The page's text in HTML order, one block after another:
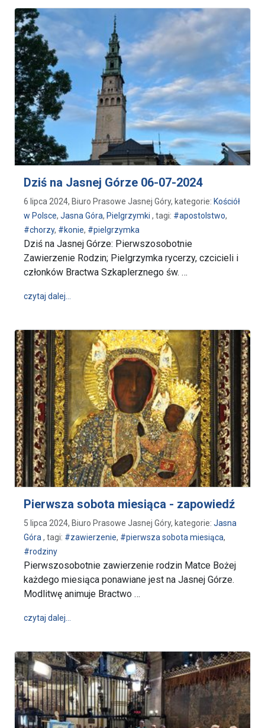
Dziś na Jasnej Górze 06-07-2024
6 lipca 2024, Biuro Prasowe Jasnej Góry, kategorie: Kościół
w Polsce, Jasna Góra, Pielgrzymki , tagi: #apostolstwo,
#chorzy, #konie, #pielgrzymka
Dziś na Jasnej Górze: Pierwszosobotnie
Zawierzenie Rodzin; Pielgrzymka rycerzy, czcicieli i
członków Bractwa Szkaplerznego św. …
czytaj dalej…
Pierwsza sobota miesiąca - zapowiedź
5 lipca 2024, Biuro Prasowe Jasnej Góry, kategorie: Jasna
Góra, tagi: #zawierzenie, #pierwsza sobota miesiąca,
#rodziny
Pierwszosobotnie zawierzenie rodzin Matce Bożej
każdego miesiąca ponawiane jest na Jasnej Górze.
Modlitwę animuje Bractwo …
czytaj dalej…